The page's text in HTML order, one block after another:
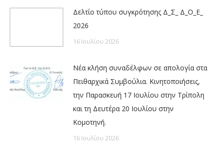
Δελτίο τύπου συγκρότησης Δ_Σ_ Δ_Ο_Ε_
2026
16 Ιουλίου 2026
Νέα κλήση συναδέλφων σε απολογία στα
Πειθαρχικά Συμβούλια. Κινητοποιήσεις,
την Παρασκευή 17 Ιουλίου στην Τρίπολη
και τη Δευτέρα 20 Ιουλίου στην
Κομοτηνή.
16 Ιουλίου 2026